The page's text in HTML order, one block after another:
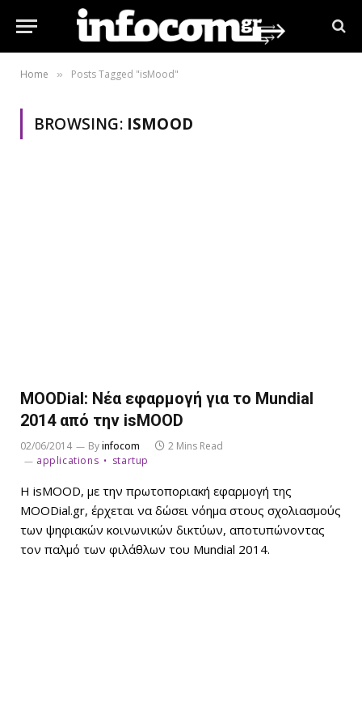
Home » Posts Tagged "isMood"
BROWSING: ISMOOD
MOODial: Νέα εφαρμογή για το Mundial
2014 από την isMOOD
02/06/2014 Byinfocom
2 Mins Read
applications
startup
Η isMOOD, με την πρωτοποριακή εφαρμογή της
MOODial.gr, έρχεται να δώσει νόημα στους σχολιασμούς
των ψηφιακών κοινωνικών δικτύων, αποτυπώνοντας
τον παλμό των φιλάθλων του Mundial 2014.